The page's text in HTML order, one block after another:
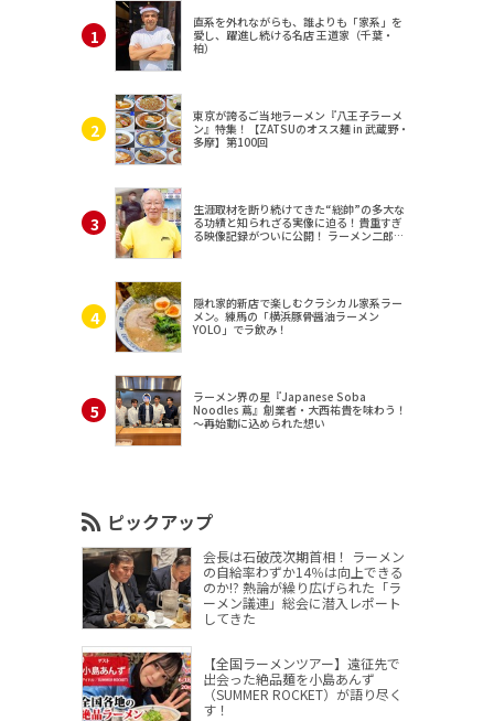
直系を外れながらも、誰よりも「家系」を
愛し、躍進し続ける名店 王道家（千葉・
柏）
東京が誇るご当地ラーメン『八王子ラーメ
ン』特集！【ZATSUのオスス麺 in 武蔵野・
多摩】第100回
生涯取材を断り続けてきた“総帥”の多大な
る功績と知られざる実像に迫る！貴重すぎ
る映像記録がついに公開！ ラーメン二郎
隠れ家的新店で楽しむクラシカル家系ラー
メン。練馬の「横浜豚骨醤油ラーメン
YOLO」でラ飲み！
ラーメン界の星『Japanese Soba
Noodles 蔦』創業者・大西祐貴を味わう！
～再始動に込められた想い
ピックアップ
会長は石破茂次期首相！ ラーメン
の自給率わずか14％は向上できる
のか!? 熱論が繰り広げられた「ラ
ーメン議連」総会に潜入レポート
してきた
【全国ラーメンツアー】遠征先で
出会った絶品麺を小島あんず
（SUMMER ROCKET）が語り尽く
す！